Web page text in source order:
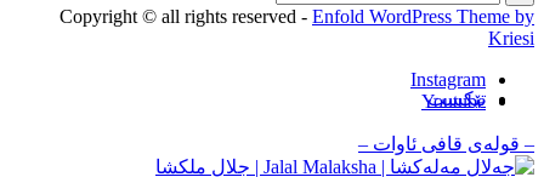
تێکست
Copyright © all rights reserved - Enfold WordPress Theme by
Kriesi
Instagram
Youtube
– قوله‌ی قافی ئاوات –